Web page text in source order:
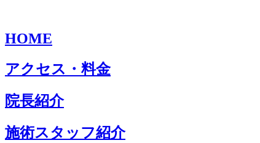
HOME
アクセス・料金
院長紹介
施術スタッフ紹介